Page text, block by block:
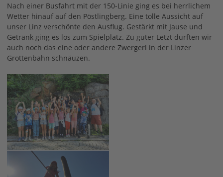
Nach einer Busfahrt mit der 150-Linie ging es bei herrlichem
Wetter hinauf auf den Pöstlingberg. Eine tolle Aussicht auf
unser Linz verschönte den Ausflug. Gestärkt mit Jause und
Getränk ging es los zum Spielplatz. Zu guter Letzt durften wir
auch noch das eine oder andere Zwergerl in der Linzer
Grottenbahn schnäuzen.